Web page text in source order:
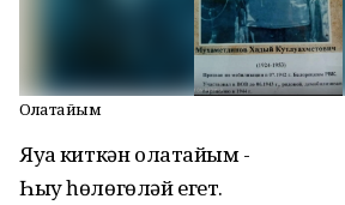
Олатайым
Яуға киткән олатайым -
Һыу һөлөгөләй егет.